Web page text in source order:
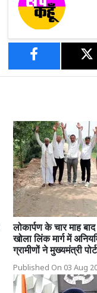
लोकार्पण के चार माह
खोला लिंक मार्ग में
ग्रामीणों ने मुख्यमंत्री
Published On 03 Aug